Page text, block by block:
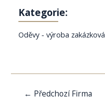
Kategorie:
Oděvy - výroba zakázková
Navigace
← Předchozí Firma